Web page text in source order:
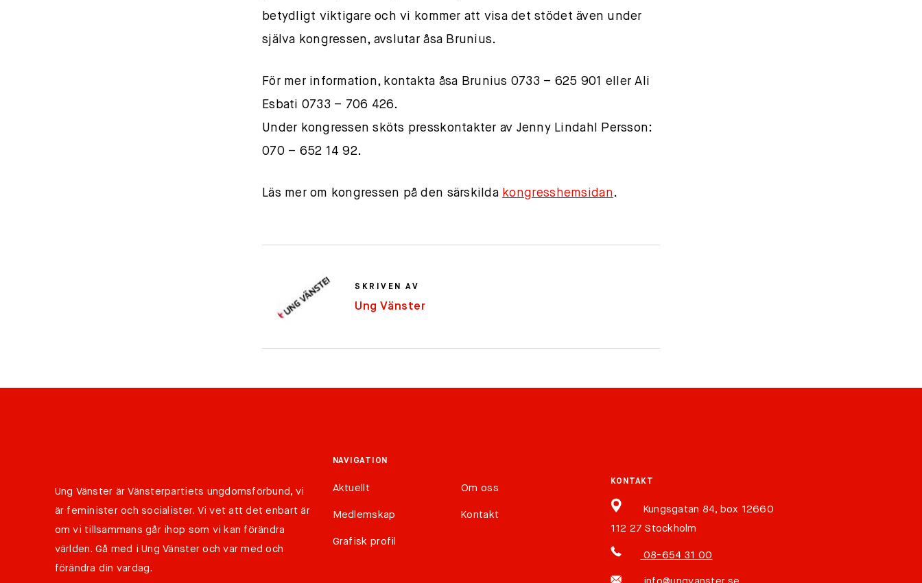
betydligt viktigare och vi kommer att visa det stödet även under
själva kongressen, avslutar åsa Brunius.
För mer information, kontakta åsa Brunius 0733 – 625 901 eller Ali
Esbati 0733 – 706 426.
Under kongressen sköts presskontakter av Jenny Lindahl Persson:
070 – 652 14 92.
Läs mer om kongressen på den särskilda kongresshemsidan.
SKRIVEN AV
Ung Vänster
Ung Vänster är Vänsterpartiets ungdomsförbund, vi
är feminister och socialister. Vi vet att det enbart är
om vi tillsammans går ihop som vi kan förändra
världen. Gå med i Ung Vänster och var med och
förändra din vardag.
NAVIGATION
Aktuellt Om oss
Medlemskap Kontakt
Grafisk profil
KONTAKT
Kungsgatan 84, box 12660
112 27 Stockholm
08-654 31 00